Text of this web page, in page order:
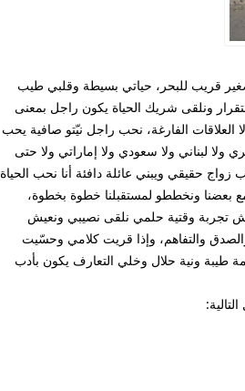
في صالون صغير قريب للبحر، حياتي بسيطة وقلبي طيب
ونلقى شريك الحياة يكون راجل بمعنى
الفارغة، نحب راجل نيّتو صافية يحب
لبناني ولا سعودي ولا إماراتي ولا حتى
زواج حقيقي ويبني عائلة دافئة أنا نحب الحياة
ونخططو لمستقبلنا خطوة بخطوة،
تجربة وقتية حلمي نلقى نصيبي ونعيش
والتفاهم، وإذا قريت كلامي وحسّيت
ونية حلال وخلي التعارف يكون بأدب